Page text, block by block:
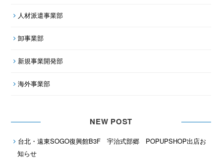
人材派遣事業部
卸事業部
新規事業開発部
海外事業部
NEW POST
台北・遠東SOGO復興館B3F 宇治式部郷 POPUPSHOP出店お
知らせ